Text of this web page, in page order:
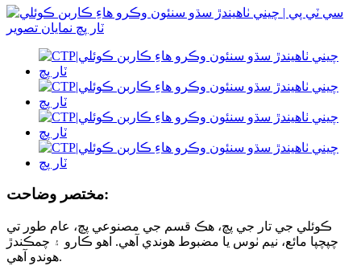
مختصر وضاحت:
ڪوئلي جي تار جي پچ، هڪ قسم جي مصنوعي پچ، عام طور تي
چپچپا مائع، نيم ٺوس يا مضبوط هوندي آهي. اهو ڪارو ۽ چمڪندڙ
هوندو آهي.